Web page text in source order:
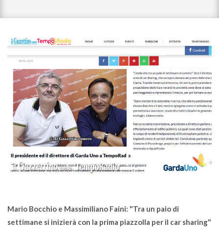
Mario Bocchio e Massimiliano Faini: "Tra un paio di
settimane si inizierà con la prima piazzolla per il car sharing"